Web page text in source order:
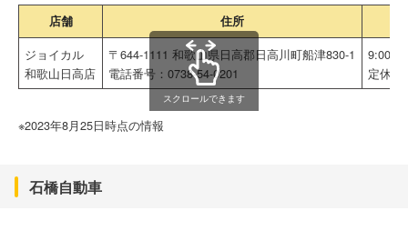
店舗 住所
ジョイカル
和歌山日高店
〒644-1111 和歌山県日高郡日高川町船津830-1
電話番号：0738-54-0201
9:00～
定休日
スクロールできます
※2023年8月25日時点の情報
石橋自動車